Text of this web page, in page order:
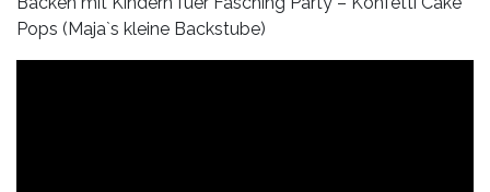
Pops (Maja`s kleine Backstube)